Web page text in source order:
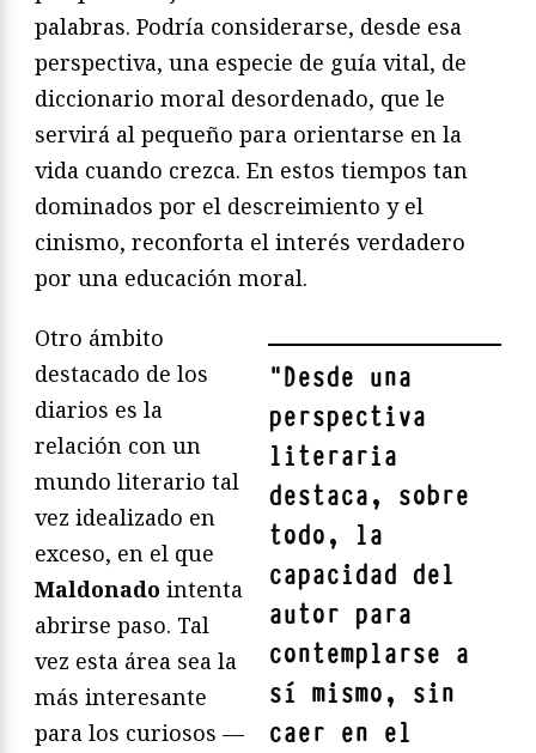
palabras. Podría considerarse, desde esa
perspectiva, una especie de guía vital, de
diccionario moral desordenado, que le
servirá al pequeño para orientarse en la
vida cuando crezca. En estos tiempos tan
dominados por el descreimiento y el
cinismo, reconforta el interés verdadero
por una educación moral.
"Desde una
perspectiva
literaria
destaca, sobre
todo, la
capacidad del
autor para
contemplarse a
sí mismo, sin
caer en el
Otro ámbito
destacado de los
diarios es la
relación con un
mundo literario tal
vez idealizado en
exceso, en el que
Maldonado intenta
abrirse paso. Tal
vez esta área sea la
más interesante
para los curiosos —